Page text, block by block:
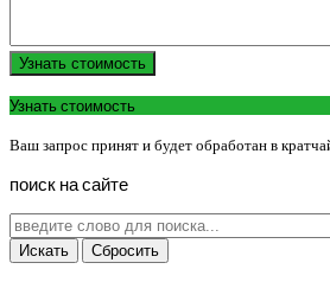
Узнать стоимость
Узнать стоимость
Ваш запрос принят и будет обработан в
поиск насайте